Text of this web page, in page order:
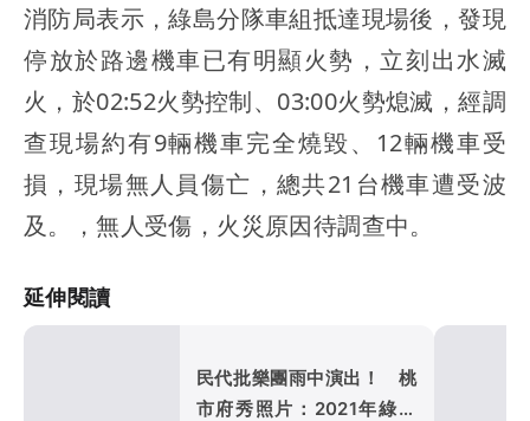
消防局表示，綠島分隊車組抵達現場後，發現
停放於路邊機車已有明顯火勢，立刻出水滅
火，於02:52火勢控制、03:00火勢熄滅，經調
查現場約有9輛機車完全燒毀、12輛機車受
損，現場無人員傷亡，總共21台機車遭受波
及。，無人受傷，火災原因待調查中。
延伸閱讀
民代批樂團雨中演出！ 桃
市府秀照片：2021年綠營